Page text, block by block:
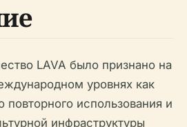
LAVA было признано на
уровнях как
повторного использования и
инфраструктуры